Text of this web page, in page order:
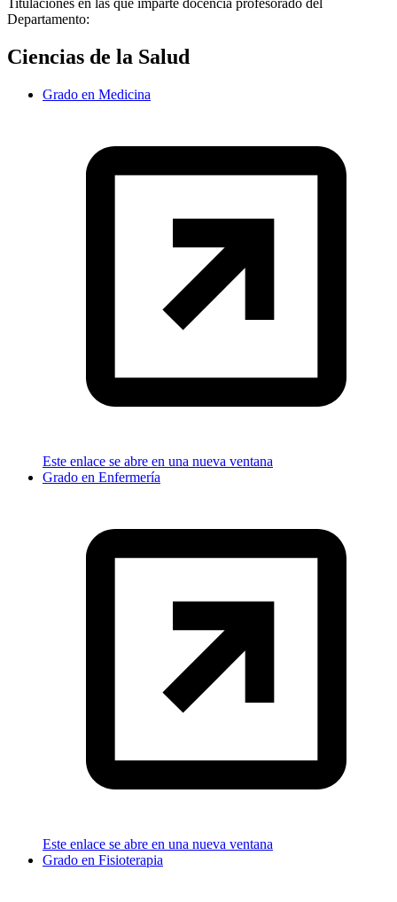
Departamento:
Ciencias de la Salud
Grado en Medicina
Este enlace se abre en una nueva ventana
Grado en Enfermería
Este enlace se abre en una nueva ventana
Grado en Fisioterapia